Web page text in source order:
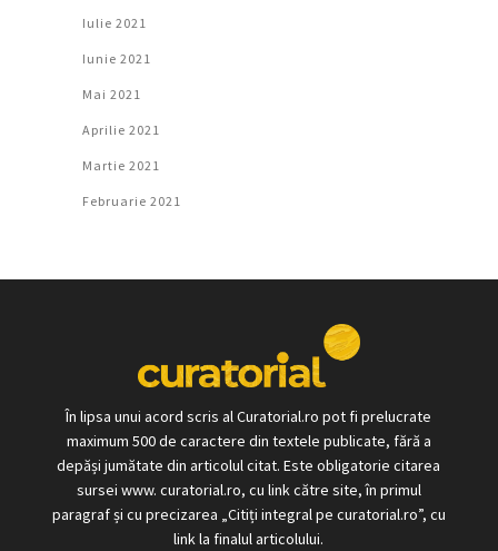
Iulie 2021
Iunie 2021
Mai 2021
Aprilie 2021
Martie 2021
Februarie 2021
În lipsa unui acord scris al Curatorial.ro pot fi prelucrate
maximum 500 de caractere din textele publicate, fără a
depăși jumătate din articolul citat. Este obligatorie citarea
sursei www. curatorial.ro, cu link către site, în primul
paragraf și cu precizarea „Citiți integral pe curatorial.ro”, cu
link la finalul articolului.